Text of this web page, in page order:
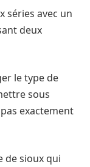
séries avec un
deux
le type de
sous
exactement
de sioux qui